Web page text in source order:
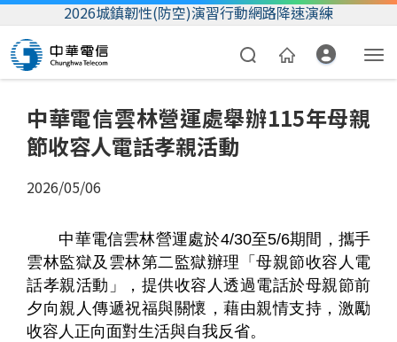
2026城鎮韌性(防空)演習行動網路降速演練
資費合約
帳單繳費
我的帳號
中華電信雲林營運處舉辦115年母親
節收容人電話孝親活動
2026/05/06
中華電信雲林營運處於4/30至5/6期間，攜手
雲林監獄及雲林第二監獄辦理「母親節收容人電
話孝親活動」，提供收容人透過電話於母親節前
夕向親人傳遞祝福與關懷，藉由親情支持，激勵
收容人正向面對生活與自我反省。